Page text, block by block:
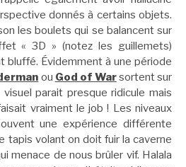
donnés à certains objets.
les boulets qui se balancent sur
« 3D » (notez les guillemets)
bluffé. Évidemment à une période
ou God of Warsortent sur
parait presque ridicule mais
vraiment le job ! Les niveaux
une expérience différente
tapis volant on doit fuir la caverne
menace de nous brûler vif. Halala